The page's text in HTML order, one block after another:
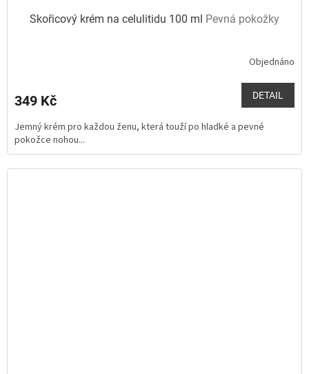
Skořicový krém na celulitidu 100 ml Pevná pokožky
je
z
5
hvězdiček.
Objednáno
349 Kč DETAIL
Jemný krém pro každou ženu, která touží po hladké a pevné
pokožce nohou...